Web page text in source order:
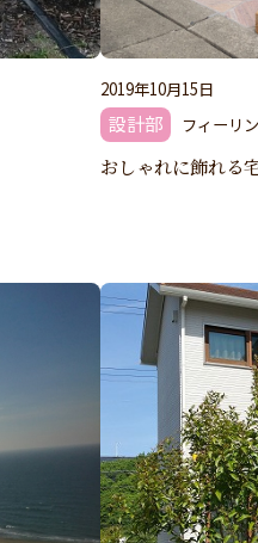
2019年10月15日
設計部 フィーリ
おしゃれに飾れる